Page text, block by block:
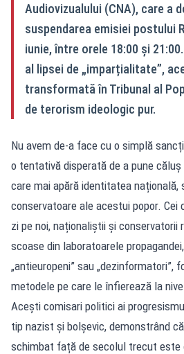
Audiovizualului (CNA), care a
suspendarea emisiei postului
iunie, între orele 18:00 și
al lipsei de „imparțialitate”,
transformată în Tribunal al
de terorism ideologic pur.
Nu avem de-a face cu o simplă
o tentativă disperată de a pune
care mai apără identitatea națională,
conservatoare ale acestui popor. Cei
zi pe noi, naționaliștii și conservatorii
scoase din laboratoarele
„antieuropeni” sau „dezinformatori”,
metodele pe care le înfierează la
Acești comisari politici ai
tip nazist și bolșevic, demonstrând
schimbat față de secolul trecut este